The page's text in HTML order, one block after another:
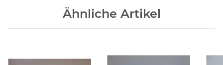
Ähnliche Artikel